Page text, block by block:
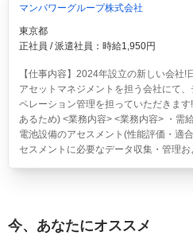
マンパワーグループ株式会社
東京都
正社員 / 派遣社員：時給1,950円
【仕事内容】2024年設立の新しい会社
アセットマネジメントを担う会社にて
ペレーション管理を担っていただきま
あるため) <業務内容> <業務内容> ・需
電池設備のアセスメント(性能評価・適
セスメントに必要なデータ収集・管理お
今、あなたにオススメ